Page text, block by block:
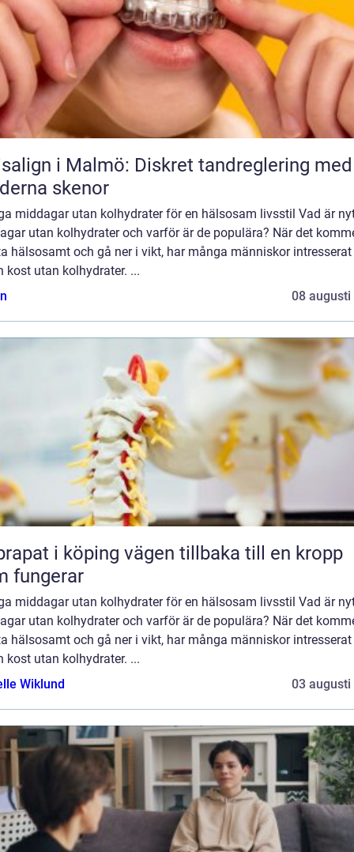
i Malmö: Diskret tandreglering med
skenor
middagar utan kolhydrater för en hälsosam livsstil Vad är
utan kolhydrater och varför är de populära? När det
hälsosamt och gå ner i vikt, har många människor
kost utan kolhydrater. ...
08 augusti
köping vägen tillbaka till en kropp
fungerar
middagar utan kolhydrater för en hälsosam livsstil Vad är
utan kolhydrater och varför är de populära? När det
hälsosamt och gå ner i vikt, har många människor
kost utan kolhydrater. ...
Wiklund
03 augusti